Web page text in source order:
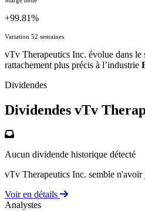
+99.81%
Variation 52 semaines
vTv Therapeutics Inc. évolue dans le
rattachement plus précis à l’industrie
Dividendes
Dividendes vTv
Aucun dividende historique détecté
vTv Therapeutics Inc. semble n'avoir
Voir en détails
Analystes